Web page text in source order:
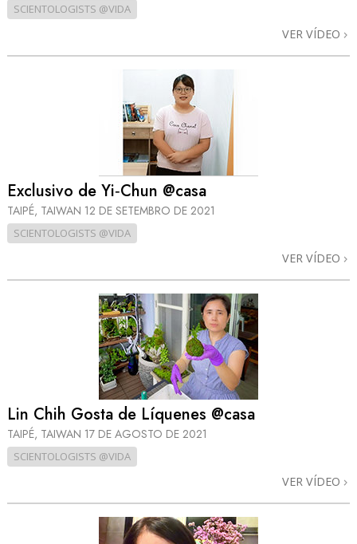
SCIENTOLOGISTS @VIDA
VER VÍDEO
Exclusivo de Yi‑Chun @casa
TAIPÉ, TAIWAN 12 DE SETEMBRO DE 2021
SCIENTOLOGISTS @VIDA
VER VÍDEO
Lin Chih Gosta de Líquenes @casa
TAIPÉ, TAIWAN 17 DE AGOSTO DE 2021
SCIENTOLOGISTS @VIDA
VER VÍDEO